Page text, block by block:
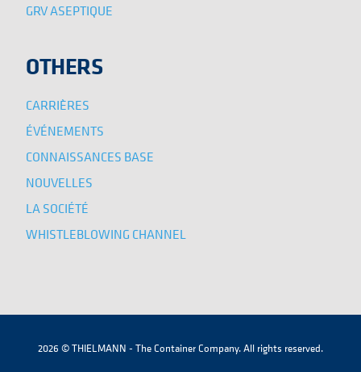
GRV ASEPTIQUE
OTHERS
CARRIÈRES
ÉVÉNEMENTS
CONNAISSANCES BASE
NOUVELLES
LA SOCIÉTÉ
WHISTLEBLOWING CHANNEL
2026 © THIELMANN - The Container Company. All rights reserved.